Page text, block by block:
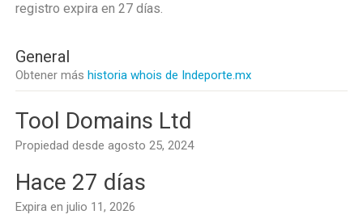
registro expira en 27 días.
General
Obtener más historia whois de Indeporte.mx
Tool Domains Ltd
Propiedad desde agosto 25, 2024
Hace 27 días
Expira en julio 11, 2026